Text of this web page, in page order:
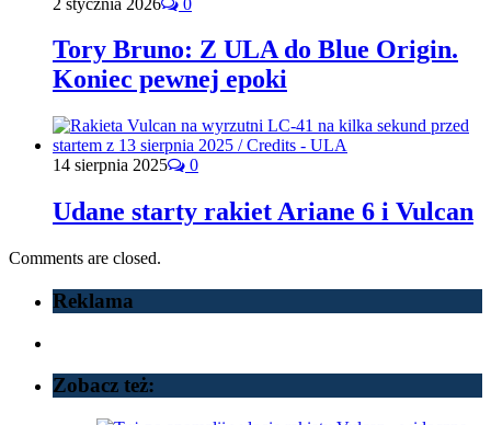
Tory Bruno: Z ULA do Blue Origin.
Koniec pewnej epoki
14 sierpnia 2025 0
Udane starty rakiet Ariane 6 i Vulcan
Comments are closed.
Reklama
Zobacz też: